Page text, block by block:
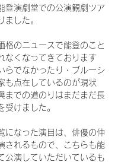
登演劇堂での公演観劇ツア
ました。
格のニュースで能登のこと
なくなってきております
らでなかったり・ブルーシ
も点在しているのが現状
までの道のりはまだまだ長
受けました。
になった演目は、俳優の仲
されるもので、こちらも能
公演していただいているも